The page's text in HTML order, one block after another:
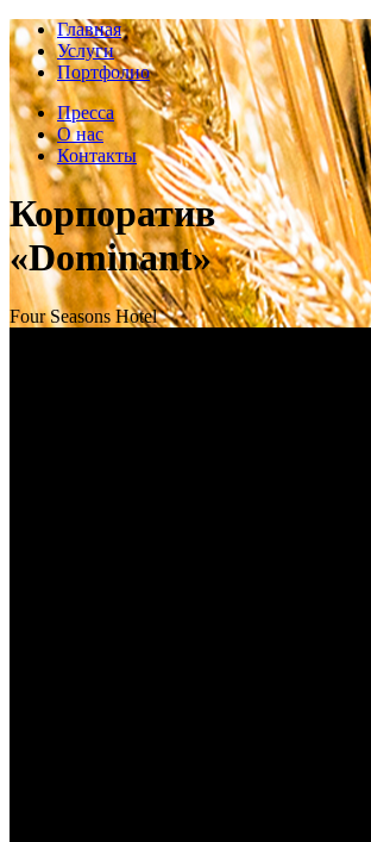
Главная
Услуги
Портфолио
Пресса
О нас
Контакты
Корпоратив
«Dominant»
Four Seasons Hotel